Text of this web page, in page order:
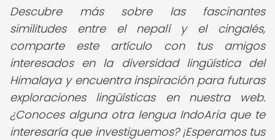
Descubre más sobre las fascinantes
similitudes entre el nepalí y el cingalés,
comparte este artículo con tus amigos
interesados en la diversidad lingüística del
Himalaya y encuentra inspiración para futuras
exploraciones lingüísticas en nuestra web.
¿Conoces alguna otra lengua IndoAria que te
interesaría que investiguemos? ¡Esperamos tus